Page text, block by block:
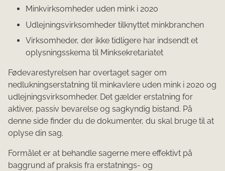
Minkvirksomheder uden mink i 2020
Udlejningsvirksomheder tilknyttet minkbranchen
Virksomheder, der ikke tidligere har indsendt et
oplysningsskema til Minksekretariatet
Fødevarestyrelsen har overtaget sager om
nedlukningserstatning til minkavlere uden mink i 2020 og
udlejningsvirksomheder. Det gælder erstatning for
aktiver, passiv bevarelse og sagkyndig bistand. På
denne side finder du de dokumenter, du skal bruge til at
oplyse din sag.
Formålet er at behandle sagerne mere effektivt på
baggrund af praksis fra erstatnings- og